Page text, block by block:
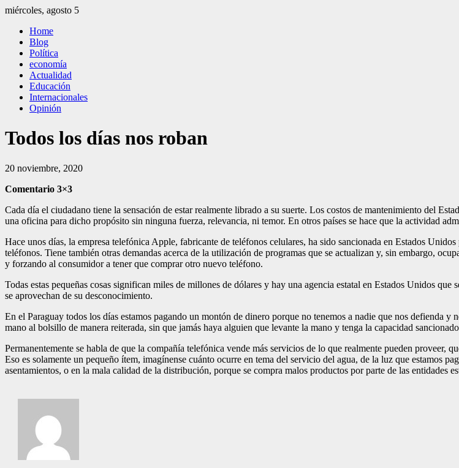
Saltar
contenido
miércoles, agosto 5
El Independiente
El independiente Libre y Transparente
Home
Blog
Política
economía
Actualidad
Educación
Internacionales
Opinión
Todos los días nos roban
20 noviembre, 2020
Comentario 3×3
Cada día el ciudadano tiene la sensación de estar realmente librado a su suerte. Los costos de mantenimiento del
una oficina para dicho propósito sin ninguna fuerza, relevancia, ni temor. En otros países se hace que la actividad
Hace unos días, la empresa telefónica Apple, fabricante de teléfonos celulares, ha sido sancionada en Estados
teléfonos. Tiene también otras demandas acerca de la utilización de programas que se actualizan y, sin embargo,
y forzando al consumidor a tener que comprar otro nuevo teléfono.
Todas estas pequeñas cosas significan miles de millones de dólares y hay una agencia estatal en Estados Unidos
se aprovechan de su desconocimiento.
En el Paraguay todos los días estamos pagando un montón de dinero porque no tenemos a nadie que nos defienda
mano al bolsillo de manera reiterada, sin que jamás haya alguien que levante la mano y tenga la capacidad
Permanentemente se habla de que la compañía telefónica vende más servicios de lo que realmente pueden proveer,
Eso es solamente un pequeño ítem, imagínense cuánto ocurre en tema del servicio del agua, de la luz que estamos
asentamientos, o en la mala calidad de la distribución, porque se compra malos productos por parte de las entidades